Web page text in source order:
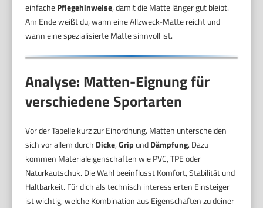
einfachePflegehinweise, damit die Matte länger gut bleibt.
Am Ende weißt du, wann eine Allzweck-Matte reicht und
wann eine spezialisierte Matte sinnvoll ist.
Analyse: Matten-Eignung für
verschiedene Sportarten
Vor der Tabelle kurz zur Einordnung. Matten unterscheiden
sich vor allem durch Dicke,Grip undDämpfung. Dazu
kommen Materialeigenschaften wie PVC, TPE oder
Naturkautschuk. Die Wahl beeinflusst Komfort, Stabilität und
Haltbarkeit. Für dich als technisch interessierten Einsteiger
ist wichtig, welche Kombination aus Eigenschaften zu deiner